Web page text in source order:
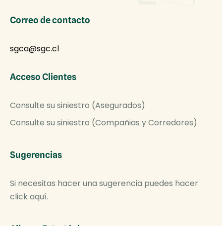
Correo de contacto
sgca@sgc.cl
Acceso Clientes
Consulte su siniestro (Asegurados)
Consulte su siniestro (Compañias y Corredores)
Sugerencias
Si necesitas hacer una sugerencia puedes hacer
click aquí.